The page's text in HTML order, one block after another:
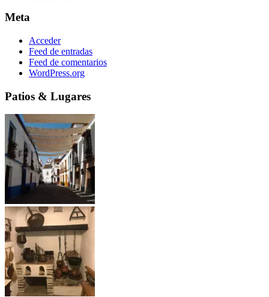
Meta
Acceder
Feed de entradas
Feed de comentarios
WordPress.org
Patios & Lugares